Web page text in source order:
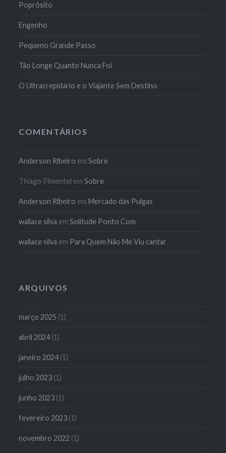
Poprósito
Engenho
Pequeno Grande Passo
Tão Longe Quanto Nunca Foi
O Ultracrepidário e o Viajante Sem Destino
COMENTÁRIOS
Anderson Ribeiro emSobre
Thiago Pimentel emSobre
Anderson Ribeiro emMercado das Pulgas
wallace silva emSolitude Ponto Com
wallace silva em Para Quem Não Me Viu cantar
ARQUIVOS
março 2025 (1)
abril 2024(1)
janeiro 2024(1)
julho 2023 (1)
junho 2023 (1)
fevereiro 2023 (1)
novembro 2022 (1)